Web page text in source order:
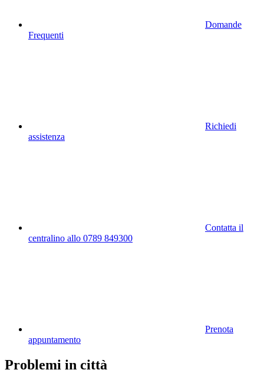
Domande
Frequenti
Richiedi
assistenza
Contatta il
centralino allo 0789 849300
Prenota
appuntamento
Problemi in città